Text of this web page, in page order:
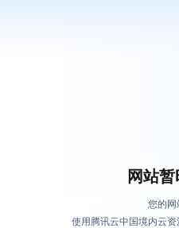
网站
您的网
使用腾讯云中国境内云